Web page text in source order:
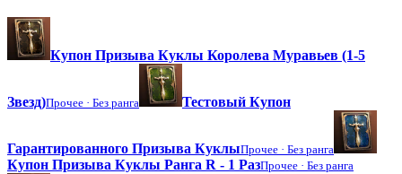
Купон Призыва Куклы Королева Муравьев (1-5
Звезд)Прочее · Без ранга Тестовый Купон
Гарантированного Призыва КуклыПрочее · Без ранга
Купон Призыва Куклы Ранга R - 1 РазПрочее · Без ранга